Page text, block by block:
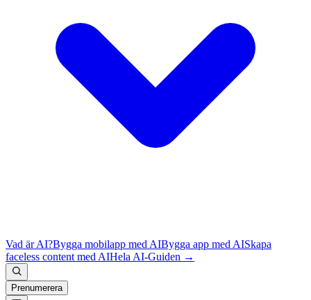
Vad är AI?Bygga mobilapp med AIBygga app med AISkapa
faceless content med AIHela AI-Guiden →
Prenumerera